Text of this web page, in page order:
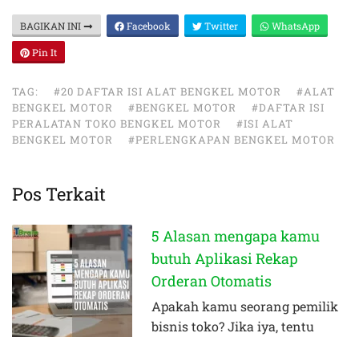
BAGIKAN INI Facebook Twitter WhatsApp
Pin It
TAG: #20 DAFTAR ISI ALAT BENGKEL MOTOR
#ALAT
BENGKEL MOTOR
#BENGKEL MOTOR
#DAFTAR ISI
PERALATAN TOKO BENGKEL MOTOR
#ISI ALAT
BENGKEL MOTOR
#PERLENGKAPAN BENGKEL MOTOR
Pos Terkait
5 Alasan mengapa kamu
butuh Aplikasi Rekap
Orderan Otomatis
Apakah kamu seorang pemilik
bisnis toko? Jika iya, tentu